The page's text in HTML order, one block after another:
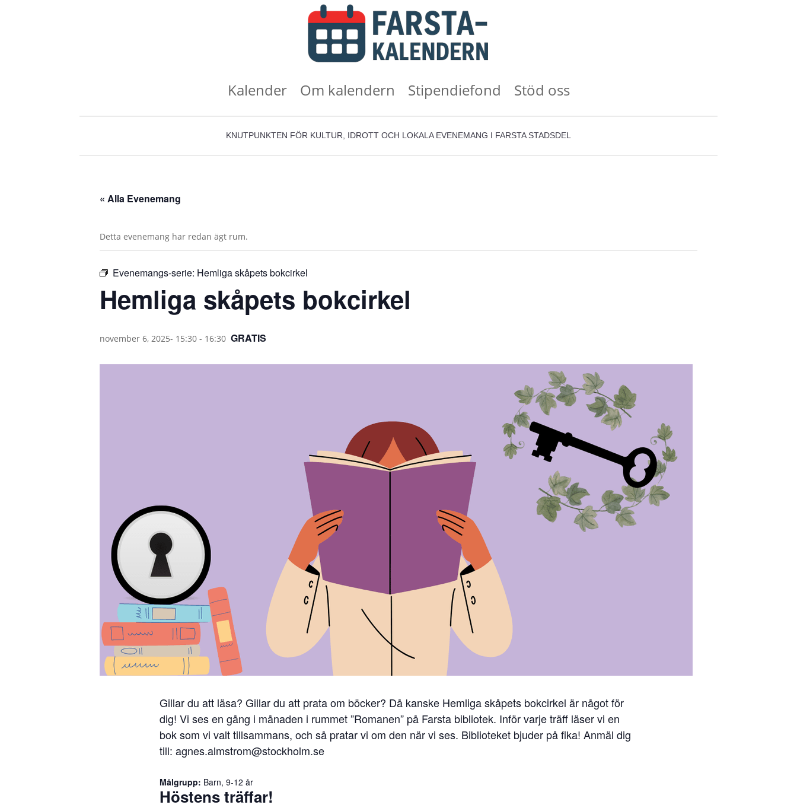
Kalender Om kalendern Stipendiefond Stöd oss
KNUTPUNKTEN FÖR KULTUR, IDROTT OCH LOKALA EVENEMANG I FARSTA STADSDEL
« Alla Evenemang
Detta evenemang har redan ägt rum.
Evenemangs-serie: Hemliga skåpets bokcirkel
Hemliga skåpets bokcirkel
november 6, 2025- 15:30 - 16:30 GRATIS
Gillar du att läsa? Gillar du att prata om böcker? Då kanske Hemliga skåpets bokcirkel är något för
dig! Vi ses en gång i månaden i rummet ”Romanen” på Farsta bibliotek. Inför varje träff läser vi en
bok som vi valt tillsammans, och så pratar vi om den när vi ses. Biblioteket bjuder på fika! Anmäl dig
till: agnes.almstrom@stockholm.se
Målgrupp: Barn, 9-12 år
Höstens träffar!